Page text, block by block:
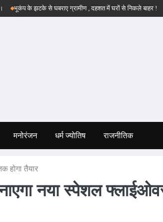
भूकंप के झटके से घबराए ग्रामीण , दहशत में घरों से निकले बाहर !
मनोरंजन धर्म ज्योतिष राजनीतिक
होगा तैयार
नया स्पेशल